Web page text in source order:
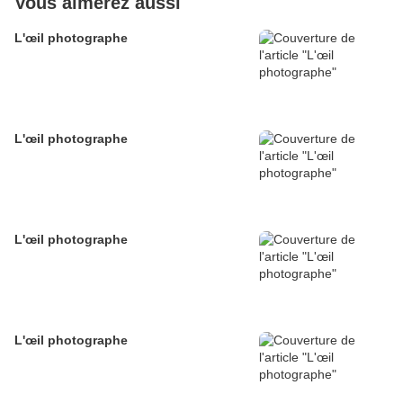
L'œil photographe
L'œil photographe
L'œil photographe
L'œil photographe